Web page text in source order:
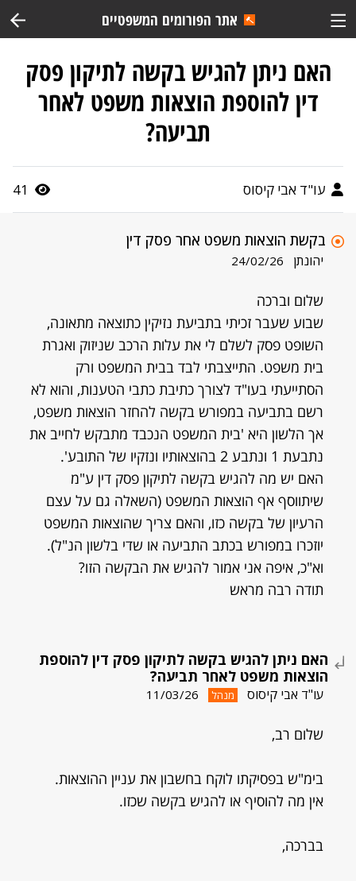
אתר הפורומים המשפטיים
האם ניתן להגיש בקשה לתיקון פסק
דין להוספת הוצאות משפט לאחר
תביעה?
עו"ד אבי קיסוס 41
בקשת הוצאות משפט אחר פסק דין
יהונתן 24/02/26
שלום וברכה
שבוע שעבר זכיתי בתביעת נזיקין כתוצאה מתאונה,
השופט פסק לשלם לי את עלות הרכב שניזוק ואגרת
בית משפט. התייצבתי לבד בבית המשפט ורק
הסתייעתי בעו"ד לצורך כתיבת כתבי הטענות, והוא לא
רשם בתביעה במפורש בקשה להחזר הוצאות משפט,
אך הלשון היא 'בית המשפט הנכבד מתבקש לחייב את
נתבעת 1 ונתבע 2 בהוצאותיו ונזקיו של התובע'.
האם יש מה להגיש בקשה לתיקון פסק דין ע"מ
שיתווסף אף הוצאות המשפט (השאלה גם על עצם
הרעיון של בקשה כזו, והאם צריך שהוצאות המשפט
יוזכרו במפורש בכתב התביעה או שדי בלשון הנ"ל).
וא"כ, איפה אני אמור להגיש את הבקשה הזו?
תודה רבה מראש
האם ניתן להגיש בקשה לתיקון פסק דין להוספת
הוצאות משפט לאחר תביעה?
עו"ד אבי קיסוס מנהל 11/03/26
שלום רב,
בימ"ש בפסיקתו לוקח בחשבון את עניין ההוצאות.
אין מה להוסיף או להגיש בקשה שכזו.
בברכה,